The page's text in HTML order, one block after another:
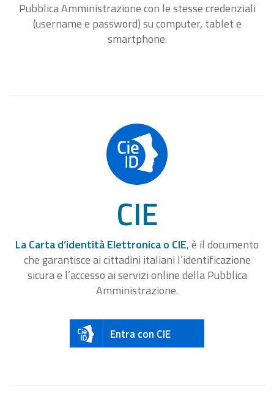
Pubblica Amministrazione con le stesse credenziali
(username e password) su computer, tablet e
smartphone.
CIE
La Carta d’identità Elettronica o CIE, è il documento
che garantisce ai cittadini italiani l’identificazione
sicura e l’accesso ai servizi online della Pubblica
Amministrazione.
Entra con CIE